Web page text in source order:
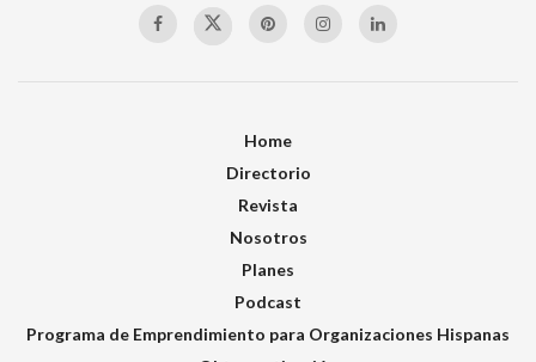
Home
Directorio
Revista
Nosotros
Planes
Podcast
Programa de Emprendimiento para Organizaciones Hispanas